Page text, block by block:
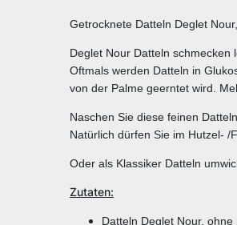
Getrocknete Datteln Deglet
Deglet Nour Datteln schmecken
Oftmals werden Datteln in
von der Palme geerntet wird.
Naschen Sie diese feinen
Natürlich dürfen Sie im Hutzel-
Oder als Klassiker Datteln
Zutaten:
Datteln Deglet Nour, ohne